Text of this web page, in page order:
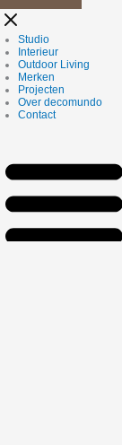
Studio
Interieur
Outdoor Living
Merken
Projecten
Over decomundo
Contact